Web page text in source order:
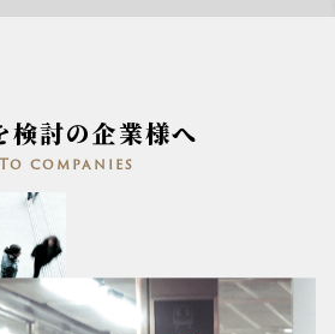
検討の企業様へ
To companies